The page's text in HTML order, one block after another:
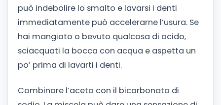
può indebolire lo smalto e lavarsi i denti
immediatamente può accelerarne l’usura. Se
hai mangiato o bevuto qualcosa di acido,
sciacquati la bocca con acqua e aspetta un
po’ prima di lavarti i denti.
Combinare l’aceto con il bicarbonato di